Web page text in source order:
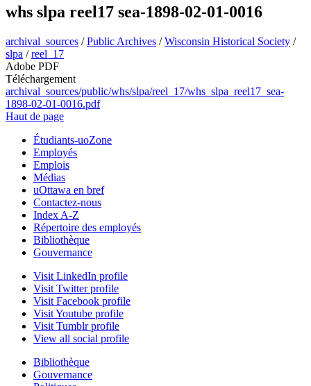
whs slpa reel17 sea-1898-02-01-0016
archival_sources /Public Archives /Wisconsin Historical Society /
slpa /reel_17
Adobe PDF
Téléchargement
archival_sources/public/whs/slpa/reel_17/whs_slpa_reel17_sea-
1898-02-01-0016.pdf
Haut de page
Étudiants-uoZone
Employés
Emplois
Médias
uOttawa en bref
Contactez-nous
Index A-Z
Répertoire des employés
Bibliothèque
Gouvernance
Visit LinkedIn profile
Visit Twitter profile
Visit Facebook profile
Visit Youtube profile
Visit Tumblr profile
View all social profile
Bibliothèque
Gouvernance